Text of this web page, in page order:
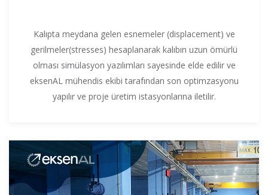
Kalıpta meydana gelen esnemeler (displacement) ve
gerilmeler(stresses) hesaplanarak kalıbın uzun ömürlü
olması simülasyon yazılımları sayesinde elde edilir ve
eksenAL mühendis ekibi tarafından son optimzasyonu
yapılır ve proje üretim istasyonlarına iletilir.